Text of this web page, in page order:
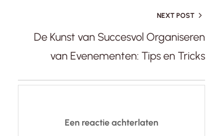
NEXT POST
De Kunst van Succesvol Organiseren
van Evenementen: Tips en Tricks
Een reactie achterlaten